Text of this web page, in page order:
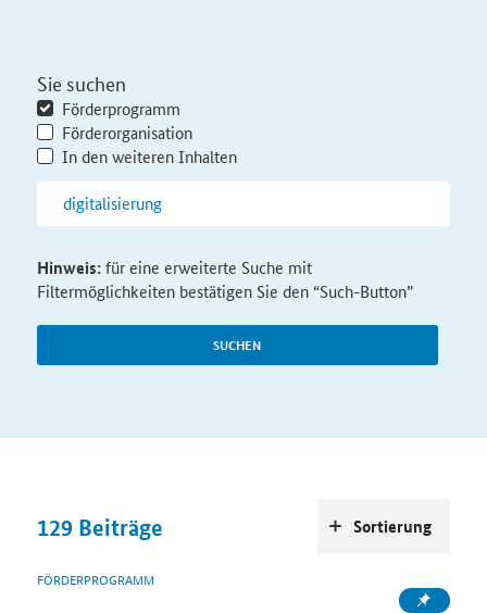
Sie suchen
Förderprogramm
Förderorganisation
In den weiteren Inhalten
SUCHEN
Hinweis:für eine erweiterte Suche mit
Filtermöglichkeiten bestätigen Sie den “Such-Button”
129 Beiträge
FÖRDERPROGRAMM
Sortierung